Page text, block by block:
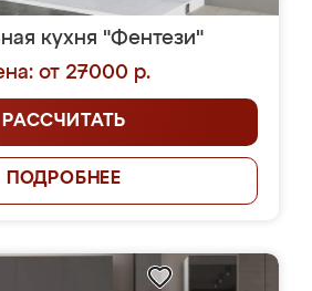
кухня "Фентези"
от 27000 р.
РАССЧИТАТЬ
ПОДРОБНЕЕ